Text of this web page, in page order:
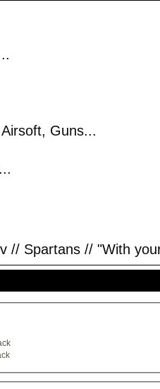
Guns...
// Spartans // "With